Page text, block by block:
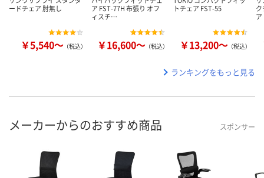
ードチェア 肘無し
￥5,540～ （税込）
ア FST-77H 布張り オフ
ィスチ…
￥16,600～ （税込）
トチェア FST-55
￥13,200～ （税込）
ア
ランキングをもっと見る
メーカーからのおすすめ商品 スポンサー